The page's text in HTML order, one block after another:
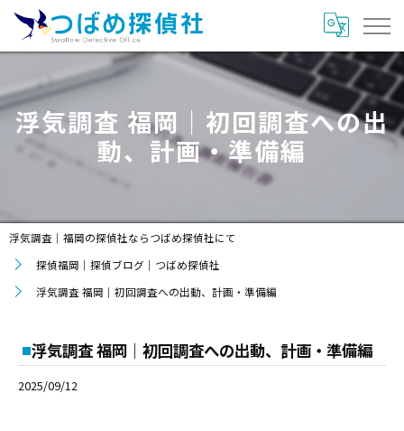
浮気調査 福岡｜初回調査への出
動、計画・準備編
浮気調査｜福岡の探偵社ならつばめ探偵社にて
探偵福岡｜探偵ブログ｜つばめ探偵社
浮気調査 福岡｜初回調査への出動、計画・準備編
浮気調査 福岡｜初回調査への出動、計画・準備編
2025/09/12